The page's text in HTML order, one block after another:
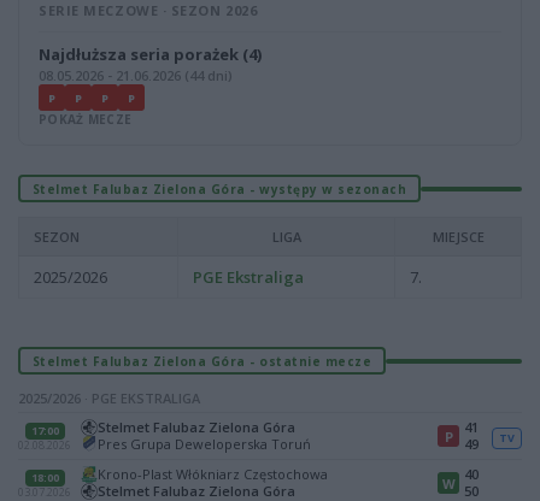
SERIE MECZOWE · SEZON 2026
Najdłuższa seria porażek (4)
08.05.2026 - 21.06.2026 (44 dni)
P P P P
POKAŻ MECZE
Stelmet Falubaz Zielona Góra - występy w sezonach
SEZON LIGA MIEJSCE
2025/2026 PGE Ekstraliga 7.
Stelmet Falubaz Zielona Góra - ostatnie mecze
2025/2026 · PGE EKSTRALIGA
17:00
02.08.2026
Stelmet Falubaz Zielona Góra
Pres Grupa Deweloperska Toruń
P
41
49
TV
18:00
03.07.2026
Krono-Plast Włókniarz Częstochowa
Stelmet Falubaz Zielona Góra
W 40
50